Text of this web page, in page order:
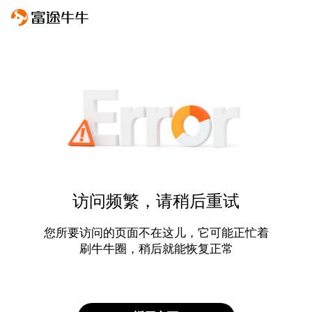
访问频繁，请稍后重试
您所要访问的页面不在这儿，它可能正忙着
刷牛牛圈，稍后就能恢复正常